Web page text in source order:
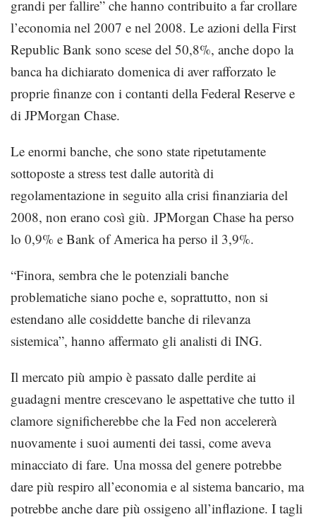
grandi per fallire” che hanno contribuito a far crollare
l’economia nel 2007 e nel 2008. Le azioni della First
Republic Bank sono scese del 50,8%, anche dopo la
banca ha dichiarato domenica di aver rafforzato le
proprie finanze con i contanti della Federal Reserve e
di JPMorgan Chase.
Le enormi banche, che sono state ripetutamente
sottoposte a stress test dalle autorità di
regolamentazione in seguito alla crisi finanziaria del
2008, non erano così giù. JPMorgan Chase ha perso
lo 0,9% e Bank of America ha perso il 3,9%.
“Finora, sembra che le potenziali banche
problematiche siano poche e, soprattutto, non si
estendano alle cosiddette banche di rilevanza
sistemica”, hanno affermato gli analisti di ING.
Il mercato più ampio è passato dalle perdite ai
guadagni mentre crescevano le aspettative che tutto il
clamore significherebbe che la Fed non accelererà
nuovamente i suoi aumenti dei tassi, come aveva
minacciato di fare. Una mossa del genere potrebbe
dare più respiro all’economia e al sistema bancario, ma
potrebbe anche dare più ossigeno all’inflazione. I tagli